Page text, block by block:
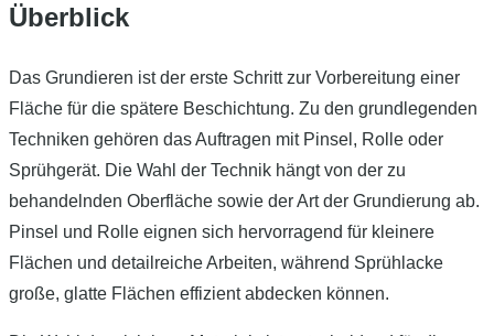
Überblick
Das Grundieren ist der erste Schritt zur Vorbereitung einer
Fläche für die spätere Beschichtung. Zu den grundlegenden
Techniken gehören das Auftragen mit Pinsel, Rolle oder
Sprühgerät. Die Wahl der Technik hängt von der zu
behandelnden Oberfläche sowie der Art der Grundierung ab.
Pinsel und Rolle eignen sich hervorragend für kleinere
Flächen und detailreiche Arbeiten, während Sprühlacke
große, glatte Flächen effizient abdecken können.